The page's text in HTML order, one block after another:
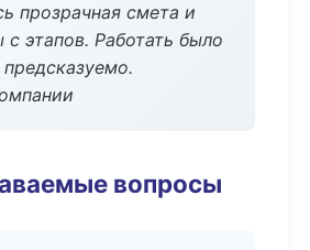
прозрачная смета и
с этапов. Работать было
вопросы